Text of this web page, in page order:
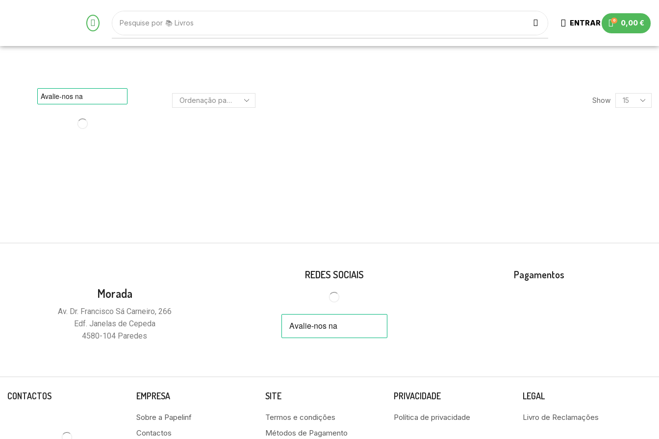
Pesquise por 📚 Livros ENTRAR 0 0,00 €
Show
Morada
Av. Dr. Francisco Sá Carneiro, 266
Edf. Janelas de Cepeda
4580-104 Paredes
REDES SOCIAIS Pagamentos
CONTACTOS EMPRESA
Sobre a Papelinf
Contactos
SITE
Termos e condições
Métodos de Pagamento
PRIVACIDADE
Política de privacidade
LEGAL
Livro de Reclamações